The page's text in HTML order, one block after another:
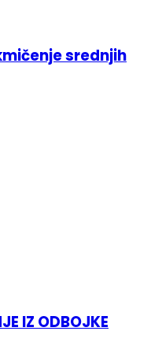
srednjih
IZ ODBOJKE